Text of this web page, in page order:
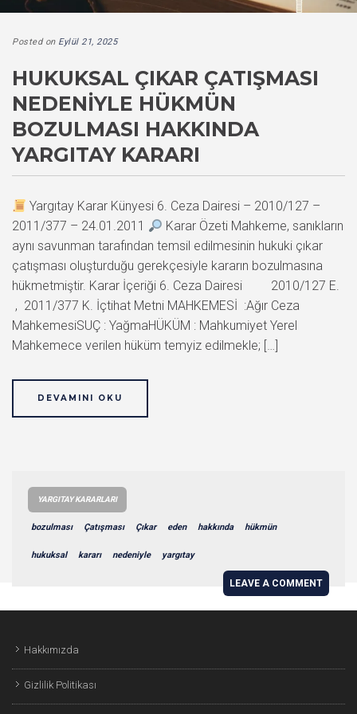
Posted on Eylül 21, 2025
HUKUKSAL ÇIKAR ÇATIŞMASI
NEDENIYLE HÜKMÜN
BOZULMASI HAKKINDA
YARGITAY KARARI
Yargıtay Karar Künyesi 6. Ceza Dairesi – 2010/127 –
2011/377 – 24.01.2011
Karar Özeti Mahkeme, sanıkların
aynı savunman tarafından temsil edilmesinin hukuki çıkar
çatışması oluşturduğu gerekçesiyle kararın bozulmasına
hükmetmiştir. Karar İçeriği 6. Ceza Dairesi 2010/127 E.
, 2011/377 K. İçtihat Metni MAHKEMESİ :Ağır Ceza
MahkemesiSUÇ : YağmaHÜKÜM : Mahkumiyet Yerel
Mahkemece verilen hüküm temyiz edilmekle; […]
DEVAMINI OKU
YARGITAY KARARLARI
bozulması Çatışması Çıkar eden hakkında hükmün
hukuksal kararı nedeniyle yargıtay
LEAVE A COMMENT
Hakkımızda
Gizlilik Politikası